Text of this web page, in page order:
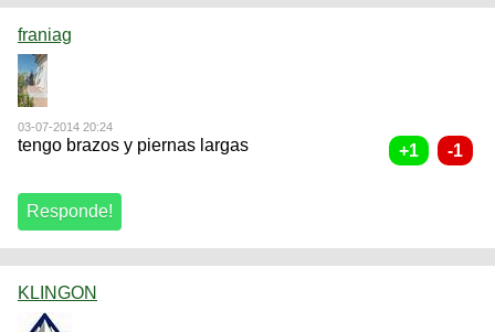
franiag
03-07-2014 20:24
tengo brazos y piernas largas
KLINGON